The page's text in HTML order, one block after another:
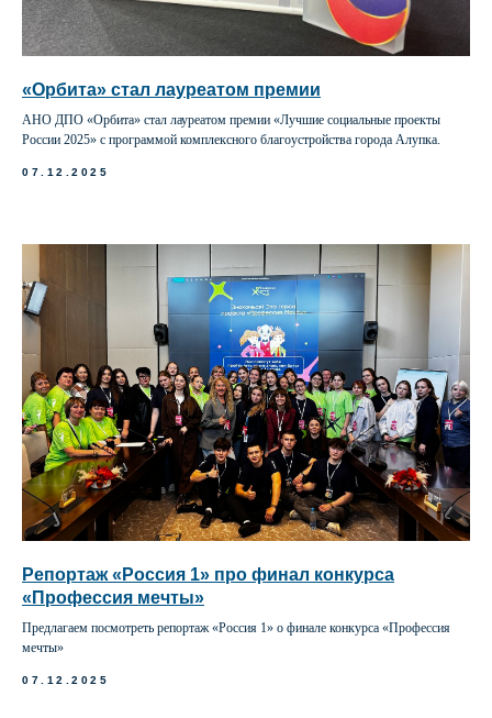
«Орбита» стал лауреатом премии
АНО ДПО «Орбита» стал лауреатом премии «Лучшие социальные проекты
России 2025» с программой комплексного благоустройства города Алупка.
07.12.2025
Репортаж «Россия 1» про финал конкурса
«Профессия мечты»
Предлагаем посмотреть репортаж «Россия 1» о финале конкурса «Профессия
мечты»
07.12.2025